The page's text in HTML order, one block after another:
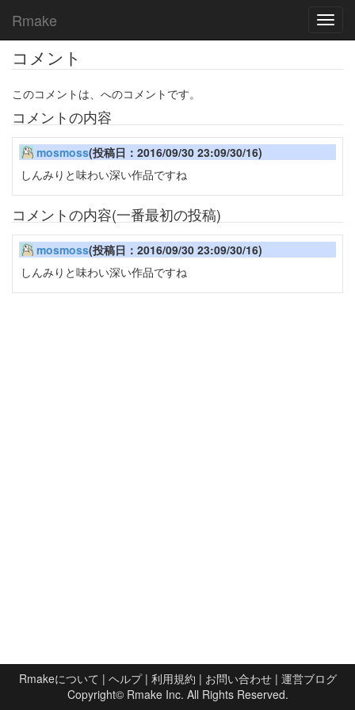
Rmake
コメント
このコメントは、へのコメントです。
コメントの内容
mosmoss(投稿日：2016/09/30 23:09/30/16)
しんみりと味わい深い作品ですね
コメントの内容(一番最初の投稿)
mosmoss(投稿日：2016/09/30 23:09/30/16)
しんみりと味わい深い作品ですね
Rmakeについて | ヘルプ| 利用規約 | お問い合わせ| 運営ブログ
Copyright© Rmake Inc. All Rights Reserved.